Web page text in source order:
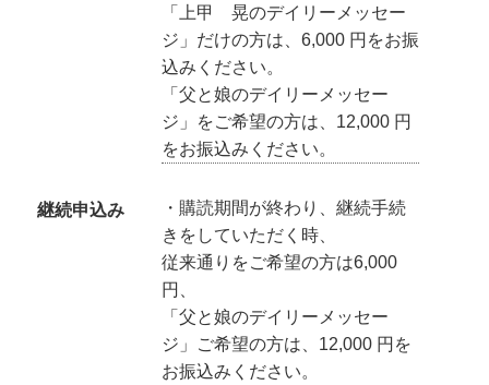
「上甲 晃のデイリーメッセー
ジ」だけの方は、6,000 円をお振
込みください。
「父と娘のデイリーメッセー
ジ」をご希望の方は、12,000 円
をお振込みください。
継続申込み
・購読期間が終わり、継続手続
きをしていただく時、
従来通りをご希望の方は6,000
円、
「父と娘のデイリーメッセー
ジ」ご希望の方は、12,000 円を
お振込みください。